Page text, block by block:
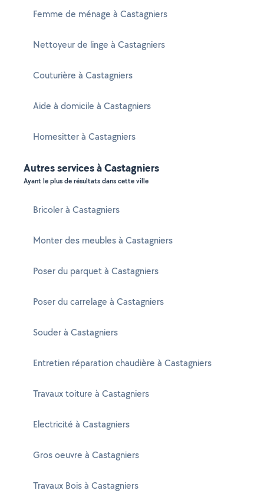
Femme de ménage à Castagniers
Nettoyeur de linge à Castagniers
Couturière à Castagniers
Aide à domicile à Castagniers
Homesitter à Castagniers
Autres services à Castagniers
Ayant le plus de résultats dans cette ville
Bricoler à Castagniers
Monter des meubles à Castagniers
Poser du parquet à Castagniers
Poser du carrelage à Castagniers
Souder à Castagniers
Entretien réparation chaudière à Castagniers
Travaux toiture à Castagniers
Electricité à Castagniers
Gros oeuvre à Castagniers
Travaux Bois à Castagniers